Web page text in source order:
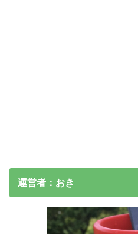
運営者：おき